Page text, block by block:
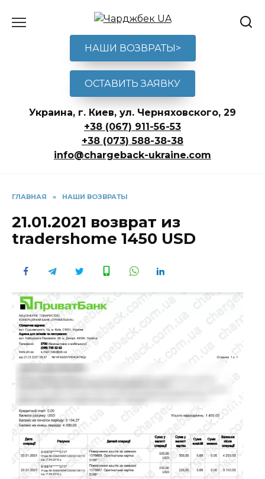
НАШИ ВОЗВРАТЫ>
ОСТАВИТЬ ЗАЯВКУ
Украина, г. Киев, ул. Черняховского, 29
+38 (067) 911-56-53
+38 (073) 588-38-38
info@chargeback-ukraine.com
ГЛАВНАЯ » НАШИ ВОЗВРАТЫ
21.01.2021 возврат из
tradershome 1450 USD